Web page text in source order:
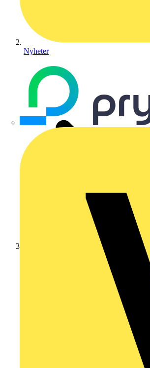
Nyheter